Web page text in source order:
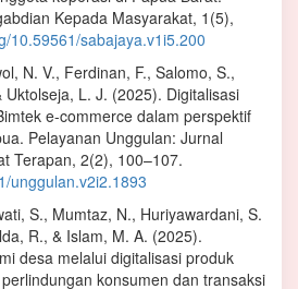
Kepada Masyarakat, 1(5),
10.59561/sabajaya.v1i5.200
N. V., Ferdinan, F., Salomo, S.,
L. J. (2025). Digitalisasi
e-commerce dalam perspektif
Pelayanan Unggulan: Jurnal
Terapan, 2(2), 100–107.
unggulan.v2i2.1893
S., Mumtaz, N., Huriyawardani, S.
R., & Islam, M. A. (2025).
desa melalui digitalisasi produk
konsumen dan transaksi